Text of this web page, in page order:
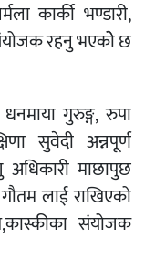
कार्की भण्डारी,
रहनु भएकोे छ
गुरुङ्ग, रुपा
सुवेदी अन्नपूर्ण
माछापुछ
लाई राखिएको
संयोजक